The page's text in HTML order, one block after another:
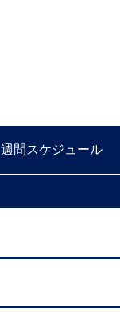
週間スケジュール